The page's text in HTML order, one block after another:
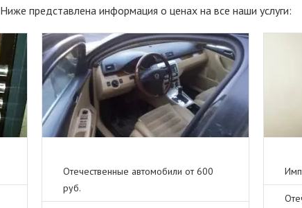
Ниже представлена информация о ценах на все наши услуги:
Отечественные автомобили от 600
руб.